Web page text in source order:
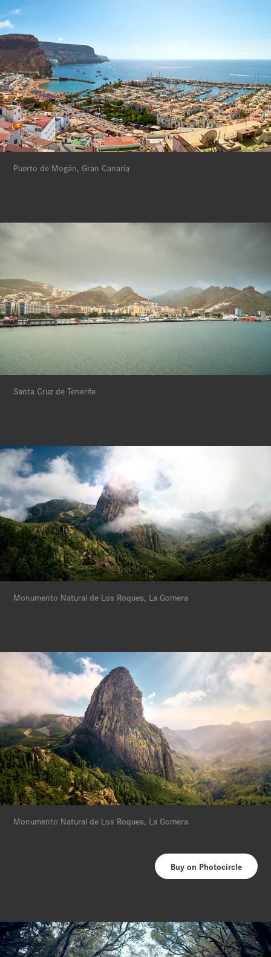
Puerto de Mogán, Gran Canaria
Santa Cruz de Tenerife
Monumento Natural de Los Roques, La Gomera
Monumento Natural de Los Roques, La Gomera
Buy on Photocircle